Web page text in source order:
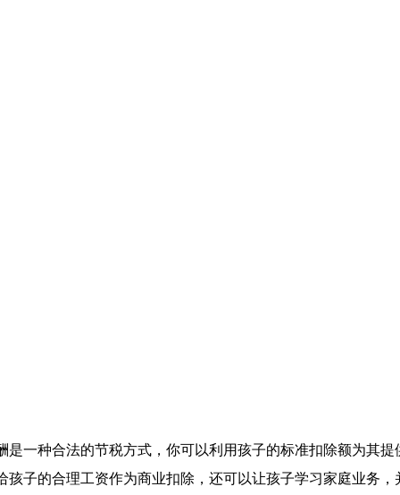
是一种合法的节税方式，你可以利用孩子的标准扣除额为其提
孩子的合理工资作为商业扣除，还可以让孩子学习家庭业务，